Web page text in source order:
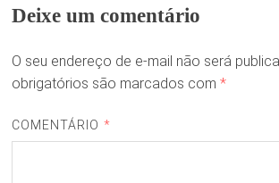
Deixe um comentário
O seu endereço de e-mail não será
obrigatórios são marcados com *
COMENTÁRIO *